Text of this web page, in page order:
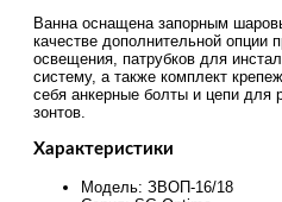
Ванна оснащена запорным
качестве дополнительной опции
освещения, патрубков для
систему, а также комплект
себя анкерные болты и цепи для
зонтов.
Характеристики
Модель: ЗВОП-16/18